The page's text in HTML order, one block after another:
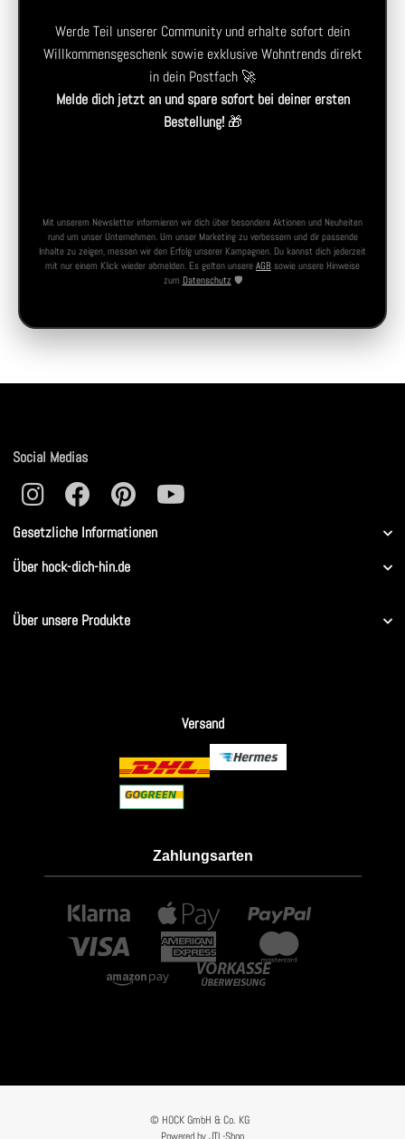
Werde Teil unserer Community und erhalte sofort dein
Willkommensgeschenk sowie exklusive Wohntrends direkt
in dein Postfach 🚀
Melde dich jetzt an und spare sofort bei deiner ersten
Bestellung!🎁
Mit unserem Newsletter informieren wir dich über besondere Aktionen und Neuheiten
rund um unser Unternehmen. Um unser Marketing zu verbessern und dir passende
Inhalte zu zeigen, messen wir den Erfolg unserer Kampagnen. Du kannst dich jederzeit
mit nur einem Klick wieder abmelden. Es gelten unsere AGB sowie unsere Hinweise
zum Datenschutz 🛡️
Gesetzliche Informationen
Über hock-dich-hin.de
Über unsere Produkte
Social Medias
Versand
Zahlungsarten
© HOCK GmbH & Co. KG